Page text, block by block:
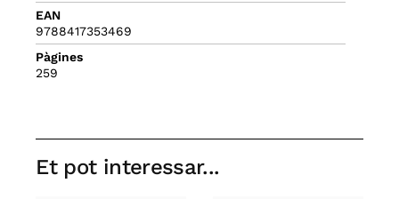
EAN
9788417353469
Pàgines
259
Et pot interessar...